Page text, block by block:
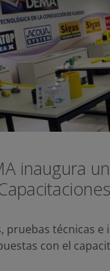
inaugura
pruebas técnicas e
con el